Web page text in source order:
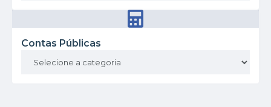
Contas Públicas